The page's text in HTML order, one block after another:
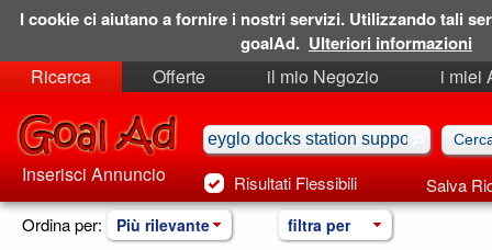
Ricerca Offerte il mio Negozio
i miei
Risultati Flessibili Salva
Inserisci Annuncio
Ordina per: Più rilevante filtra per
I cookie ci aiutano a fornire i nostri servizi. Utilizzando tali
goalAd. Ulteriori informazioni